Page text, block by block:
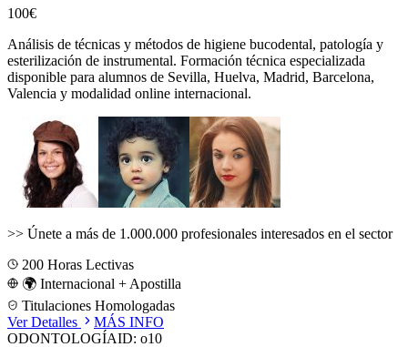
100€
Análisis de técnicas y métodos de higiene bucodental, patología y
esterilización de instrumental. Formación técnica especializada
disponible para alumnos de Sevilla, Huelva, Madrid, Barcelona,
Valencia y modalidad online internacional.
>> Únete a más de 1.000.000 profesionales interesados en el sector
200 Horas Lectivas
🌍 Internacional + Apostilla
Titulaciones Homologadas
Ver Detalles
MÁS INFO
ODONTOLOGÍAID: o10